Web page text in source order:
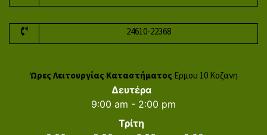
24610-22368
Ώρες Λειτουργίας Καταστήματος Ερμου 10 Κοζανη
Δευτέρα
9:00 am - 2:00 pm
Τρίτη